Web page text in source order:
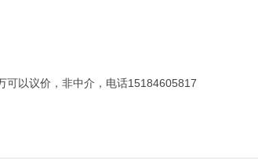
可以议价，非中介，电话15184605817